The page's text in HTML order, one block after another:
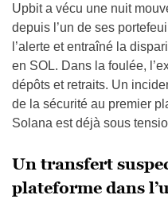
Upbit a vécu une nuit
depuis l’un de ses
l’alerte et entraîné la
en SOL. Dans la foulée,
dépôts et retraits. Un
de la sécurité au premier
Solana est déjà sous
Un transfert
plateforme dans